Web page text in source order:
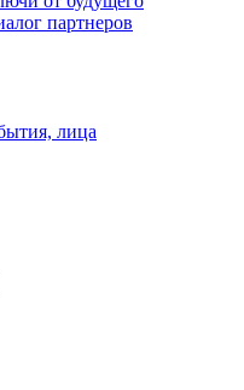
партнеров
лица